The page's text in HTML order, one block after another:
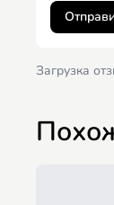
Загрузка